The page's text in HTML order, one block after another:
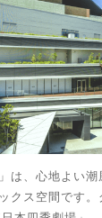
は、心地よい
クス空間です